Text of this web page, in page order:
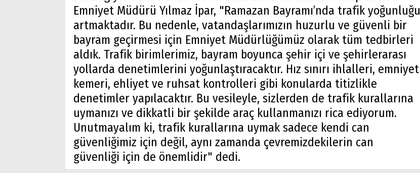
Emniyet Müdürü Yılmaz İpar, "Ramazan Bayramı’nda trafik yoğunluğu
artmaktadır. Bu nedenle, vatandaşlarımızın huzurlu ve güvenli bir
bayram geçirmesi için Emniyet Müdürlüğümüz olarak tüm tedbirleri
aldık. Trafik birimlerimiz, bayram boyunca şehir içi ve şehirlerarası
yollarda denetimlerini yoğunlaştıracaktır. Hız sınırı ihlalleri, emniyet
kemeri, ehliyet ve ruhsat kontrolleri gibi konularda titizlikle
denetimler yapılacaktır. Bu vesileyle, sizlerden de trafik kurallarına
uymanızı ve dikkatli bir şekilde araç kullanmanızı rica ediyorum.
Unutmayalım ki, trafik kurallarına uymak sadece kendi can
güvenliğimiz için değil, aynı zamanda çevremizdekilerin can
güvenliği için de önemlidir" dedi.